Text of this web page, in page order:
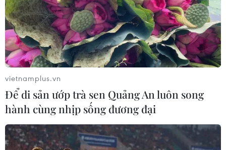
vietnamplus.vn
Để di sản ướp trà sen Quảng An luôn song
hành cùng nhịp sống đương đại